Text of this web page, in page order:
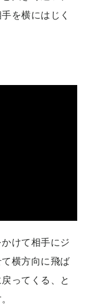
を横にはじく
けて相手にジ
横方向に飛ば
ってくる、と